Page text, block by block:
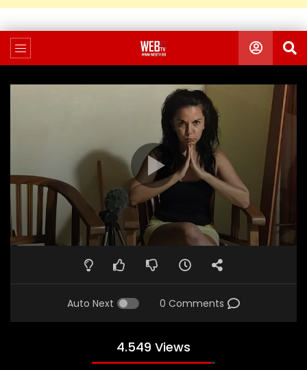
Auto Next 0 Comments
4.549 Views